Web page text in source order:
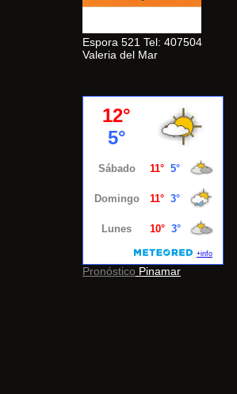
Espora 521 Tel: 407504
Valeria del Mar
Pronóstico Pinamar